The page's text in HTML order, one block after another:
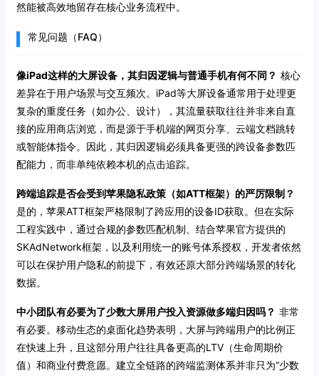
然能被高效地留存在核心业务流程中。
常见问题（FAQ）
像iPad这样的大屏设备，其归因逻辑与普通手机有何不同？ 核心
差异在于用户场景与交互频次。iPad等大屏设备通常用于处理更
复杂的重度任务（如办公、设计），其流量获取往往并非来自直
接的应用商店浏览，而是源于手机端的网页分享、云端文档跳转
或智能体指令。因此，其归因逻辑必须具备更强的跨设备参数匹
配能力，而非单纯依赖本机的点击追踪。
跨端追踪是否会受到苹果隐私政策（如ATT框架）的严厉限制？
是的，苹果ATT框架严格限制了跨应用的设备ID获取。但在实际
工程实践中，通过合规的参数匹配机制、结合苹果官方提供的
SKAdNetwork框架，以及利用统一的账号体系授权，开发者依然
可以在保护用户隐私的前提下，有效还原大部分跨端场景的转化
数据。
中小团队有必要为了少数大屏用户投入资源做多端归因吗？ 非常
有必要。移动生态的桌面化趋势表明，大屏与跨端用户的比例正
在快速上升，且这部分用户往往具备更高的LTV（生命周期价
值）和商业付费意愿。建立全链路的跨端监测体系并非只为“少数